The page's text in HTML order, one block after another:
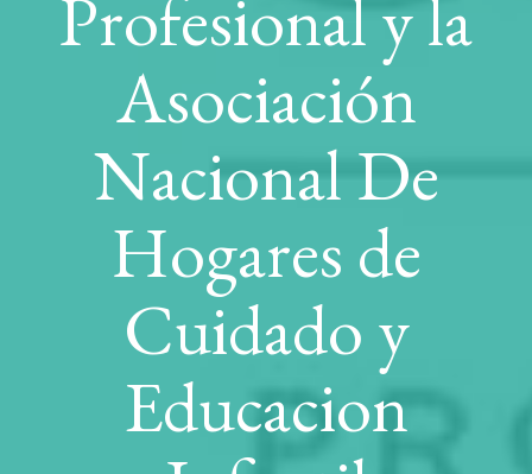
Profesional y la
Asociación
Nacional De
Hogares de
Cuidado y
Educacion